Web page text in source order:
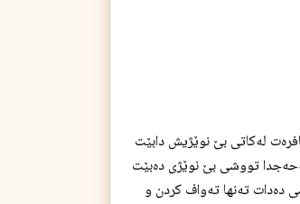
له‌كاتی بێ نوێژیش دابێت
تووشی بێ نوێژی ده‌بێت
ده‌دات ته‌نها ته‌واف كردن و